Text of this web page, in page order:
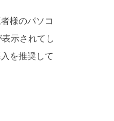
様のパソコ
示されてし
を推奨して